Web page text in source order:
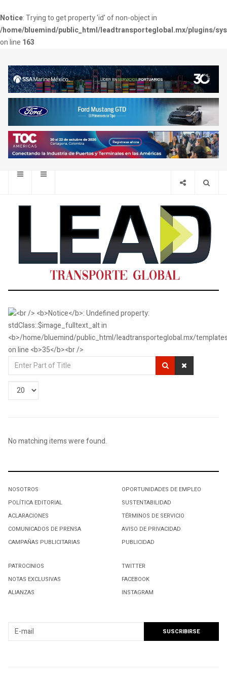
Notice: Trying to get property 'id' of non-object in
/home/bluemind/public_html/leadtransporteglobal.mx/plugins/
on line 163
Enter
Display
No matching items were found.
NOSOTROS
POLÍTICA EDITORIAL
ACLARACIONES
COMUNICADOS DE PRENSA
CAMPAÑAS PUBLICITARIAS
OPORTUNIDADES DE EMPLEO
SUSTENTABILIDAD
TÉRMINOS DE SERVICIO
AVISO DE PRIVACIDAD
PUBLICIDAD
PATROCINIOS
NOTAS EXCLUSIVAS
ALIANZAS
TWITTER
FACEBOOK
INSTAGRAM